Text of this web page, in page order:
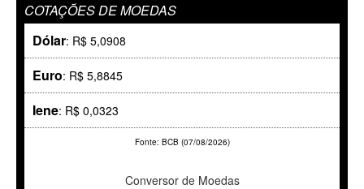
COTAÇÕES DE MOEDAS
Dólar: R$ 5,0908
Euro: R$ 5,8845
Iene: R$ 0,0323
Fonte: BCB (07/08/2026)
Conversor de Moedas